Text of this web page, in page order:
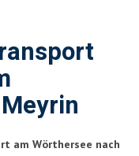
am Wörthersee nach